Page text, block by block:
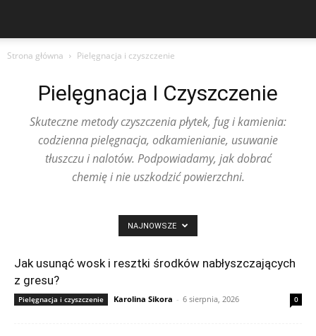
Strona główna Pielęgnacja i czyszczenie
Pielęgnacja I Czyszczenie
Skuteczne metody czyszczenia płytek, fug i kamienia:
codzienna pielęgnacja, odkamienianie, usuwanie
tłuszczu i nalotów. Podpowiadamy, jak dobrać
chemię i nie uszkodzić powierzchni.
NAJNOWSZE
Jak usunąć wosk i resztki środków nabłyszczających
z gresu?
Pielęgnacja i czyszczenie Karolina Sikora - 6 sierpnia, 2026 0